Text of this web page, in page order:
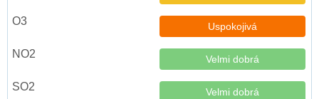
Uspokojivá
Velmi dobrá
Velmi dobrá